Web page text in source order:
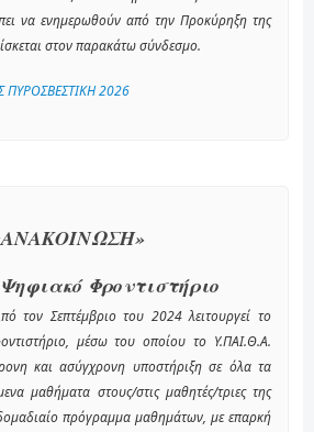
να ενημερωθούν από την Προκύρηξη της
στον παρακάτω σύνδεσμο.
ΠΥΡΟΣΒΕΣΤΙΚΗ 2026
Φροντιστήριο
τον Σεπτέμβριο του 2024 λειτουργεί το
μέσω του οποίου το Υ.ΠΑΙ.Θ.Α.
και ασύγχρονη υποστήριξη σε όλα τα
μαθήματα στους/στις μαθητές/τριες της
πρόγραμμα μαθημάτων, με επαρκή